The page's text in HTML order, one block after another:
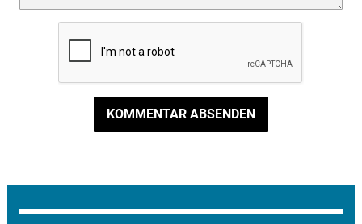
KOMMENTAR ABSENDEN